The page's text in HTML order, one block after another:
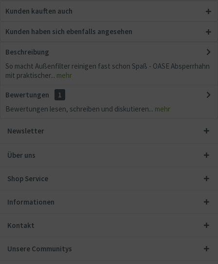
Kunden kauften auch
Kunden haben sich ebenfalls angesehen
Beschreibung
So macht Außenfilter reinigen fast schon Spaß - OASE Absperrhahn
mit praktischer... mehr
Bewertungen
1
Bewertungen lesen, schreiben und diskutieren... mehr
Newsletter
Über uns
Shop Service
Informationen
Kontakt
Unsere Communitys